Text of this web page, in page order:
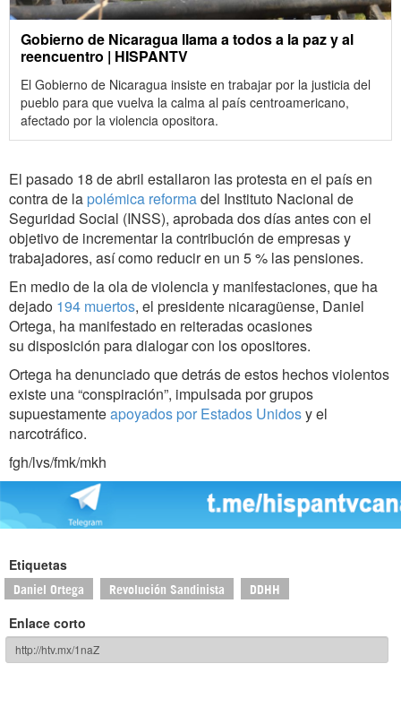
Gobierno de Nicaragua llama a todos a la paz y al
reencuentro | HISPANTV
El Gobierno de Nicaragua insiste en trabajar por la justicia del
pueblo para que vuelva la calma al país centroamericano,
afectado por la violencia opositora.
El pasado 18 de abril estallaron las protesta en el país en
contra de la polémica reformadel Instituto Nacional de
Seguridad Social (INSS), aprobada dos días antes con el
objetivo de incrementar la contribución de empresas y
trabajadores, así como reducir en un 5 % las pensiones.
En medio de la ola de violencia y manifestaciones, que ha
dejado 194 muertos, el presidente nicaragüense, Daniel
Ortega, ha manifestado en reiteradas ocasiones
su disposición para dialogar con los opositores.
Ortega ha denunciado que detrás de estos hechos violentos
existe una “conspiración”, impulsada por grupos
supuestamenteapoyados por Estados Unidosy el
narcotráfico.
fgh/lvs/fmk/mkh
Etiquetas
Daniel Ortega Revolución Sandinista DDHH
Enlace corto